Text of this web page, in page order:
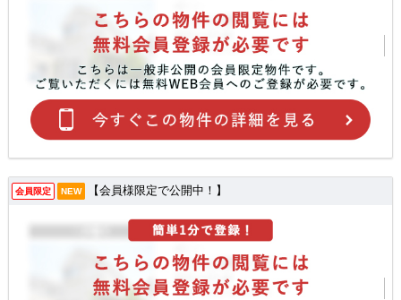
会員限定 NEW 【会員様限定で公開中！】